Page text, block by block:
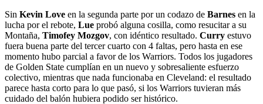
Sin Kevin Love en la segunda parte por un codazo de Barnes en la
lucha por el rebote, Lue probó alguna cosilla, como resucitar a su
Montaña, Timofey Mozgov, con idéntico resultado. Curry estuvo
fuera buena parte del tercer cuarto con 4 faltas, pero hasta en ese
momento hubo parcial a favor de los Warriors. Todos los jugadores
de Golden State cumplían en un nuevo y sobresaliente esfuerzo
colectivo, mientras que nada funcionaba en Cleveland: el resultado
parece hasta corto para lo que pasó, si los Warriors tuvieran más
cuidado del balón hubiera podido ser histórico.